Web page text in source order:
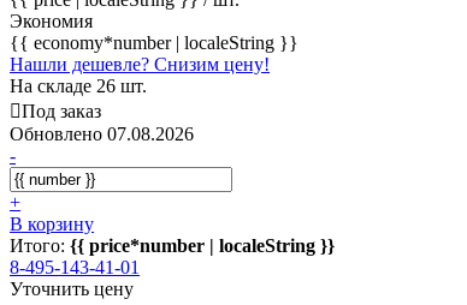
Экономия
{{ economy*number | localeString }}
Нашли дешевле? Снизим цену!
На складе 26 шт.
Под заказ
Обновлено 07.08.2026
-
+
В корзину
Итого: {{ price*number | localeString }}
8-495-143-41-01
Уточнить цену